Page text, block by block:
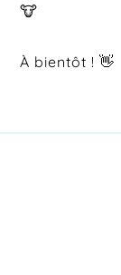
🐮
À bientôt ! 👋